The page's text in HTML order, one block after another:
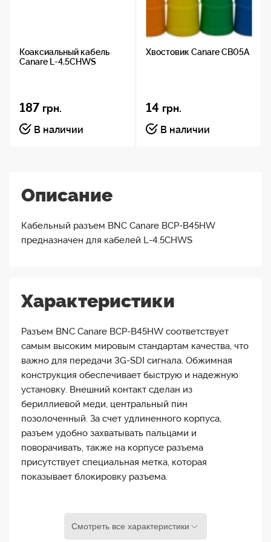
Коаксиальный кабель
Canare L-4.5CHWS
187 грн.
В наличии
Хвостовик Canare CB05A
14 грн.
В наличии
Описание
Кабельный разъем BNC Canare BCP-B45HW
предназначен для кабелей L-4.5CHWS
Характеристики
Разъем BNC Canare BCP-B45HW соответствует
самым высоким мировым стандартам качества, что
важно для передачи 3G-SDI сигнала. Обжимная
конструкция обеспечивает быструю и надежную
установку. Внешний контакт сделан из
бериллиевой меди, центральный пин
позолоченный. За счет удлиненного корпуса,
разъем удобно захватывать пальцами и
поворачивать, также на корпусе разъема
присутствует специальная метка, которая
показывает блокировку разъема.
Смотреть все характеристики